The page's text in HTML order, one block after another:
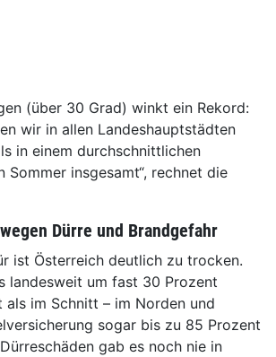
(über 30 Grad) winkt ein Rekord:
wir in allen Landeshauptstädten
in einem durchschnittlichen
Sommer insgesamt“, rechnet die
Dürre und Brandgefahr
ist Österreich deutlich zu trocken.
landesweit um fast 30 Prozent
als im Schnitt – im Norden und
sogar bis zu 85 Prozent
gab es noch nie in